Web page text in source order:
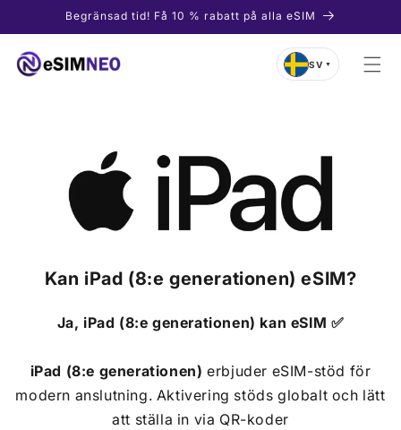
vidareBegränsad tid! Få 10 % rabatt på alla eSIM
SV ▼
Kan iPad (8:e generationen) eSIM?
Ja, iPad (8:e generationen) kan eSIM ✅
iPad (8:e generationen) erbjuder eSIM-stöd för
modern anslutning. Aktivering stöds globalt och lätt
att ställa in via QR-koder